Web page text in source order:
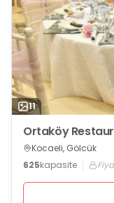
11
Ortaköy
Kocaeli, Gölcük
625kapasite